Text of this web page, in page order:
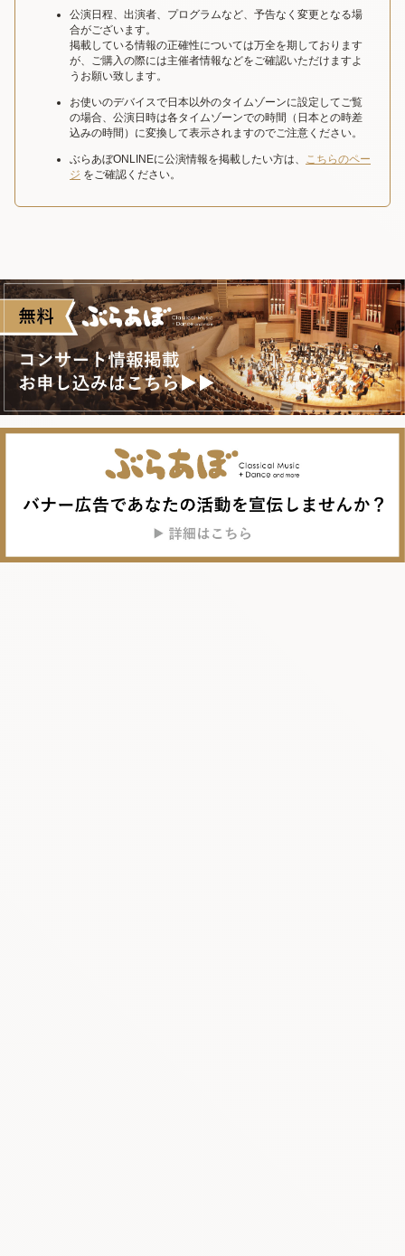
公演日程、出演者、プログラムなど、予告なく変更となる場
合がございます。
掲載している情報の正確性については万全を期しております
が、ご購入の際には主催者情報などをご確認いただけますよ
うお願い致します。
お使いのデバイスで日本以外のタイムゾーンに設定してご覧
の場合、公演日時は各タイムゾーンでの時間（日本との時差
込みの時間）に変換して表示されますのでご注意ください。
ぶらあぼONLINEに公演情報を掲載したい方は、 こちらのペー
ジ をご確認ください。